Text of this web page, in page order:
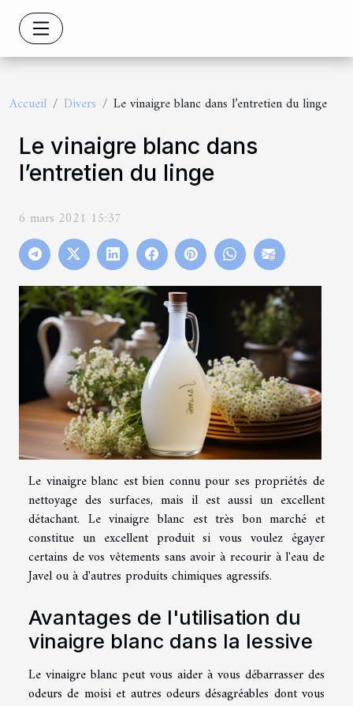
Accueil Divers Le vinaigre blanc dans l’entretien du linge
Le vinaigre blanc dans
l’entretien du linge
6 mars 2021 15:37
Le vinaigre blanc est bien connu pour ses propriétés de
nettoyage des surfaces, mais il est aussi un excellent
détachant. Le vinaigre blanc est très bon marché et
constitue un excellent produit si vous voulez égayer
certains de vos vêtements sans avoir à recourir à l'eau de
Javel ou à d'autres produits chimiques agressifs.
Avantages de l'utilisation du
vinaigre blanc dans la lessive
Le vinaigre blanc peut vous aider à vous débarrasser des
odeurs de moisi et autres odeurs désagréables dont vous